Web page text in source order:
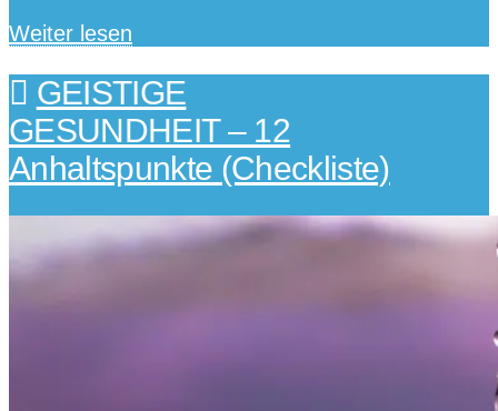
Weiter lesen
GEISTIGE
GESUNDHEIT – 12
Anhaltspunkte (Checkliste)